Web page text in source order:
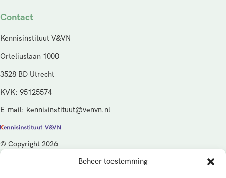
Beheer toestemming
Contact
Kennisinstituut V&VN
Orteliuslaan 1000
3528 BD Utrecht
KVK: 95125574
E-mail: kennisinstituut@venvn.nl
© Copyright 2026
De activiteiten van het Kennisinstituut V&VN worden gefinancierd